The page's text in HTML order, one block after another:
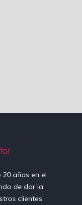
20 años en el
de dar la
clientes.